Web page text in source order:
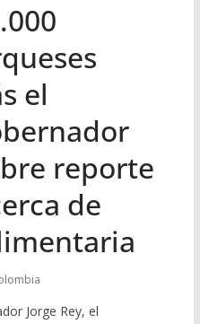
el
reporte
de
Jorge Rey, el